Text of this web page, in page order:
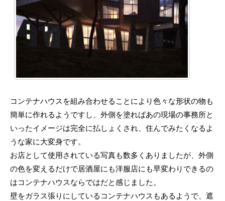
コンテナハウスを組み合わせることにより色々な形状の物も
簡単に作れるようですし、外側を塗ればあの現場の事務所と
いったイメージは完全に払しょくされ、住んでみたくなるよ
うな家に大変身です。
お店として使用されている写真も数多くありましたが、外側
の色を変えるだけで居酒屋にも洋服店にも早変わりできるの
はコンテナハウスならではだと感じました。
壁をガラス張りにしているコンテナハウスもあるようで、遮